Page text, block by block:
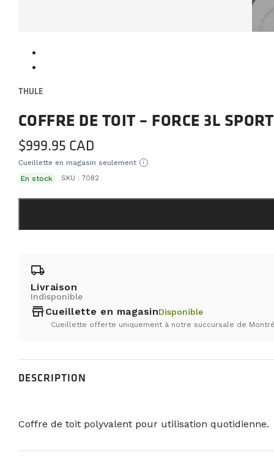
THULE
COFFRE DE TOIT – FORCE 3L SPORT
$999.95
Cueillette en magasin seulement i
En stock SKU : 7082
local_shipping
Livraison
Indisponible
store Cueillette en magasinDisponible
Cueillette offerte uniquement à notre succursale de
DESCRIPTION
Coffre de toit polyvalent pour utilisation quotidienne.